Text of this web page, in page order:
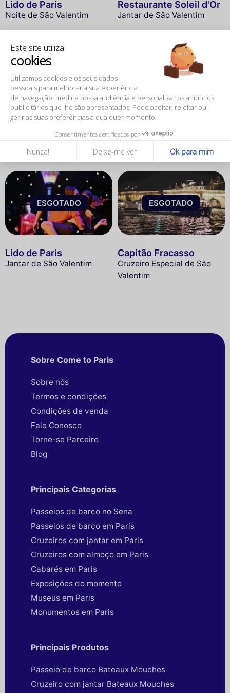
Este site utiliza
cookies
Utilizamos cookies e os seus dados
pessoais para melhorar a sua experiência
de navegação, medir a nossa audiência e personalizar os anúncios
publicitários que lhe são apresentados. Pode aceitar, rejeitar ou
gerir as suas preferências a qualquer momento.
Consentimentos certificados por
Nunca! Deixe-me ver Ok para mim
Lido de Paris
Noite de São Valentim
Restaurante Soleil d'Or
Jantar de São Valentim
ESGOTADO
A Crémaillère 1900
Jantar de São Valentim
ESGOTADO
Louise
ESGOTADO
Lido de Paris
Jantar de São Valentim
ESGOTADO
Capitão Fracasso
Cruzeiro Especial de São
Valentim
Sobre Come to Paris
Sobre nós
Termos e condições
Condições de venda
Fale Conosco
Torne-se Parceiro
Blog
Principais Categorias
Passeios de barco no Sena
Passeios de barco em Paris
Cruzeiros com jantar em Paris
Cruzeiros com almoço em Paris
Cabarés em Paris
Exposições do momento
Museus em Paris
Monumentos em Paris
Principais Produtos
Passeio de barco Bateaux Mouches
Cruzeiro com jantar Bateaux Mouches